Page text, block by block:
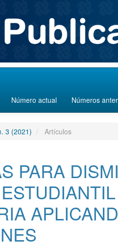
Número actual Números
3 (2021) Artículos
PARA